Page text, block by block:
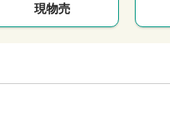
現物売